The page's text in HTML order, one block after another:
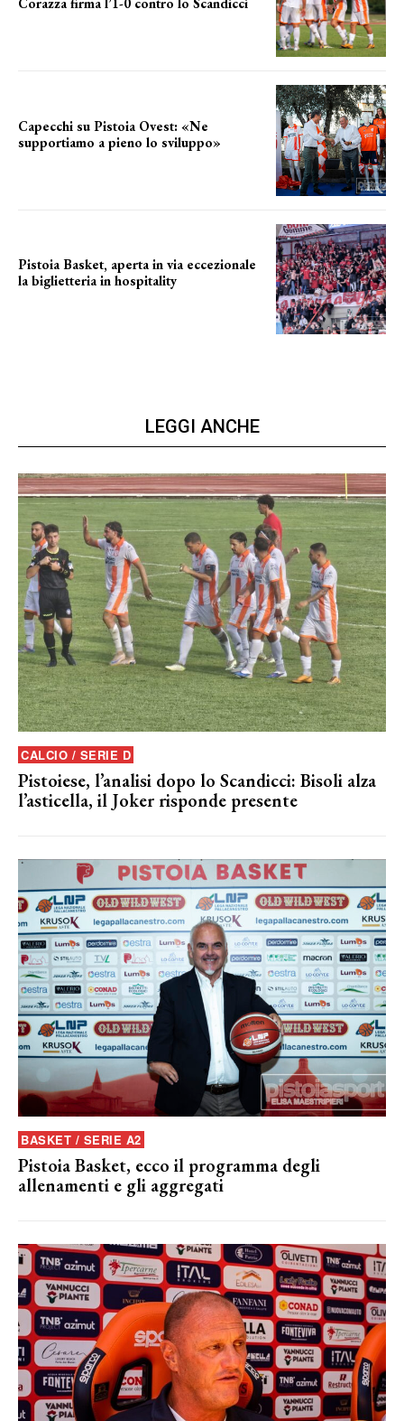
Capecchi su Pistoia Ovest: «Ne
supportiamo a pieno lo sviluppo»
Pistoia Basket, aperta in via eccezionale
la biglietteria in hospitality
LEGGI ANCHE
CALCIO / SERIE D
Pistoiese, l’analisi dopo lo Scandicci: Bisoli alza
l’asticella, il Joker risponde presente
BASKET / SERIE A2
Pistoia Basket, ecco il programma degli
allenamenti e gli aggregati